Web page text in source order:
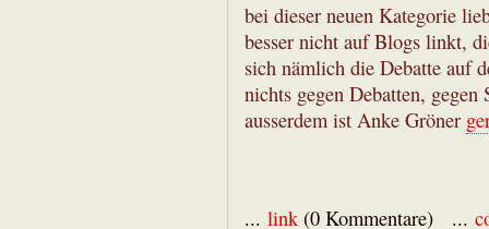
bei dieser neuen Kategorie
besser nicht auf Blogs linkt,
sich nämlich die Debatte auf
nichts gegen Debatten,
ausserdem ist Anke Gröner
... link(0 Kommentare) ...